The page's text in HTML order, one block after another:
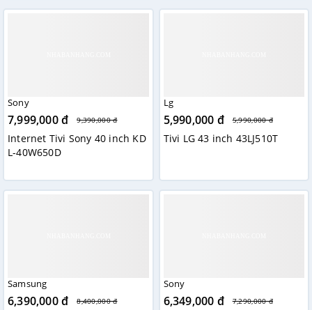
Sony
7,999,000 đ 9,390,000 đ
Internet Tivi Sony 40 inch KD
L-40W650D
Lg
5,990,000 đ 5,990,000 đ
Tivi LG 43 inch 43LJ510T
Samsung
6,390,000 đ 8,400,000 đ
Sony
6,349,000 đ 7,290,000 đ